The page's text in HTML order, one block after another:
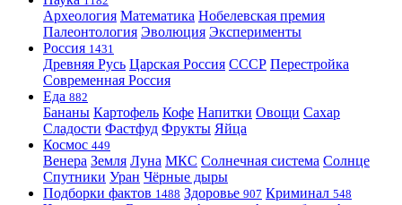
Археология Математика Нобелевская премия
Палеонтология Эволюция Эксперименты
Россия 1431
Древняя Русь Царская Россия СССР Перестройка
Современная Россия
Еда 882
Бананы Картофель Кофе Напитки Овощи Сахар
Сладости Фастфуд Фрукты Яйца
Космос 449
Венера Земля Луна МКС Солнечная система Солнце
Спутники Уран Чёрные дыры
Подборки фактов 1488 Здоровье 907 Криминал 548